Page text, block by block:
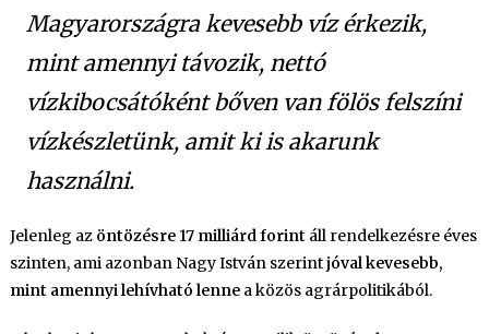
Magyarországra kevesebb víz érkezik,
mint amennyi távozik, nettó
vízkibocsátóként bőven van fölös felszíni
vízkészletünk, amit ki is akarunk
használni.
Jelenleg az öntözésre 17 milliárd forintáll rendelkezésre éves
szinten, ami azonban Nagy István szerintjóval kevesebb,
mint amennyi lehívható lennea közös agrárpolitikából.